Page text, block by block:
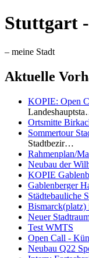
Stuttgart
– meine Stadt
Aktuelle
KOPIE: Open
Ortsmitte
Sommertour
Stadtbezir…
Rahmenplan/
Neubau der
KOPIE
Gablenberger
Städtebauliche
Bismarck(platz)
Neuer
Test WMTS
Open Call -
Neubau Q22